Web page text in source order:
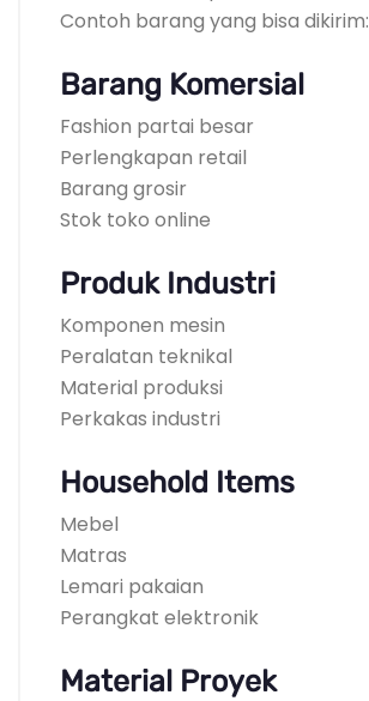
Contoh barang yang bisa dikirim:
Barang Komersial
Fashion partai besar
Perlengkapan retail
Barang grosir
Stok toko online
Produk Industri
Komponen mesin
Peralatan teknikal
Material produksi
Perkakas industri
Household Items
Mebel
Matras
Lemari pakaian
Perangkat elektronik
Material Proyek